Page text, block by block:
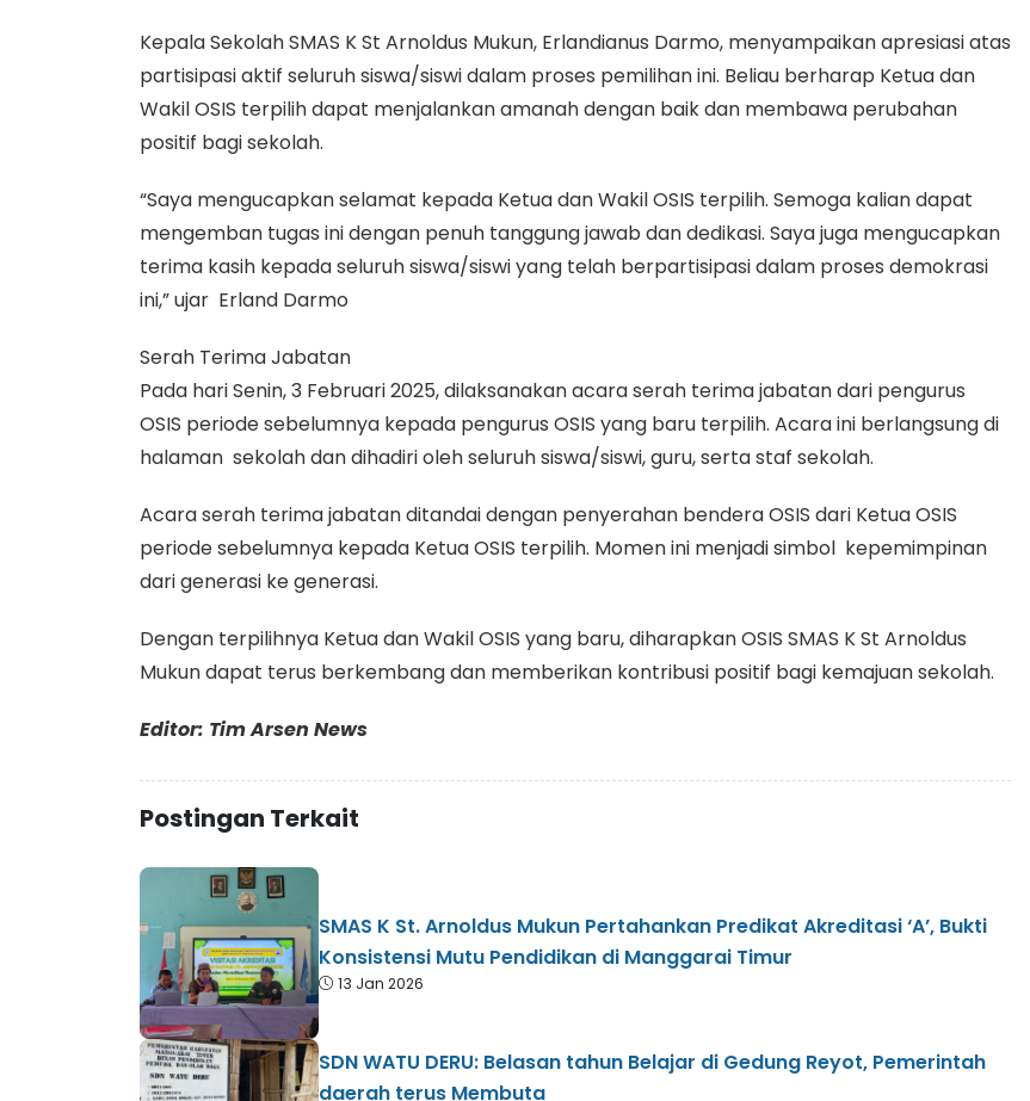
Kepala Sekolah SMAS K St Arnoldus Mukun, Erlandianus Darmo, menyampaikan apresiasi atas
partisipasi aktif seluruh siswa/siswi dalam proses pemilihan ini. Beliau berharap Ketua dan
Wakil OSIS terpilih dapat menjalankan amanah dengan baik dan membawa perubahan
positif bagi sekolah.
“Saya mengucapkan selamat kepada Ketua dan Wakil OSIS terpilih. Semoga kalian dapat
mengemban tugas ini dengan penuh tanggung jawab dan dedikasi. Saya juga mengucapkan
terima kasih kepada seluruh siswa/siswi yang telah berpartisipasi dalam proses demokrasi
ini,” ujar Erland Darmo
Serah Terima Jabatan
Pada hari Senin, 3 Februari 2025, dilaksanakan acara serah terima jabatan dari pengurus
OSIS periode sebelumnya kepada pengurus OSIS yang baru terpilih. Acara ini berlangsung di
halaman sekolah dan dihadiri oleh seluruh siswa/siswi, guru, serta staf sekolah.
Acara serah terima jabatan ditandai dengan penyerahan bendera OSIS dari Ketua OSIS
periode sebelumnya kepada Ketua OSIS terpilih. Momen ini menjadi simbol kepemimpinan
dari generasi ke generasi.
Dengan terpilihnya Ketua dan Wakil OSIS yang baru, diharapkan OSIS SMAS K St Arnoldus
Mukun dapat terus berkembang dan memberikan kontribusi positif bagi kemajuan sekolah.
Editor: Tim Arsen News
Postingan Terkait
SMAS K St. Arnoldus Mukun Pertahankan Predikat Akreditasi ‘A’, Bukti
Konsistensi Mutu Pendidikan di Manggarai Timur
13 Jan 2026
SDN WATU DERU: Belasan tahun Belajar di Gedung Reyot, Pemerintah
daerah terus Membuta